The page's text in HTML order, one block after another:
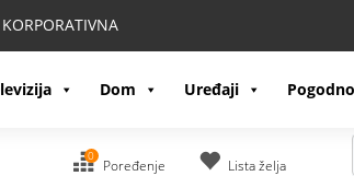
KORPORATIVNA
Dom Uređaji
0
Poređenje Lista želja